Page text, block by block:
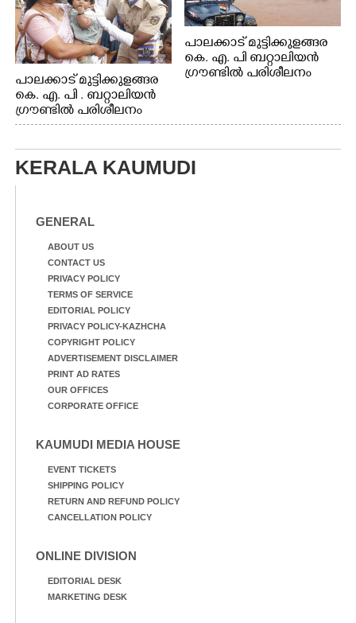
പാലക്കാട് മുട്ടിക്കുളങ്ങര
കെ. എ. പി . ബറ്റാലിയൻ
ഗ്രൗണ്ടിൽ പരിശീലനം
പാലക്കാട് മുട്ടിക്കുളങ്ങര
കെ. എ. പി ബറ്റാലിയൻ
ഗ്രൗണ്ടിൽ പരിശീലനം
KERALA KAUMUDI
GENERAL
ABOUT US
CONTACT US
PRIVACY POLICY
TERMS OF SERVICE
EDITORIAL POLICY
PRIVACY POLICY-KAZHCHA
COPYRIGHT POLICY
ADVERTISEMENT DISCLAIMER
PRINT AD RATES
OUR OFFICES
CORPORATE OFFICE
KAUMUDI MEDIA HOUSE
EVENT TICKETS
SHIPPING POLICY
RETURN AND REFUND POLICY
CANCELLATION POLICY
ONLINE DIVISION
EDITORIAL DESK
MARKETING DESK